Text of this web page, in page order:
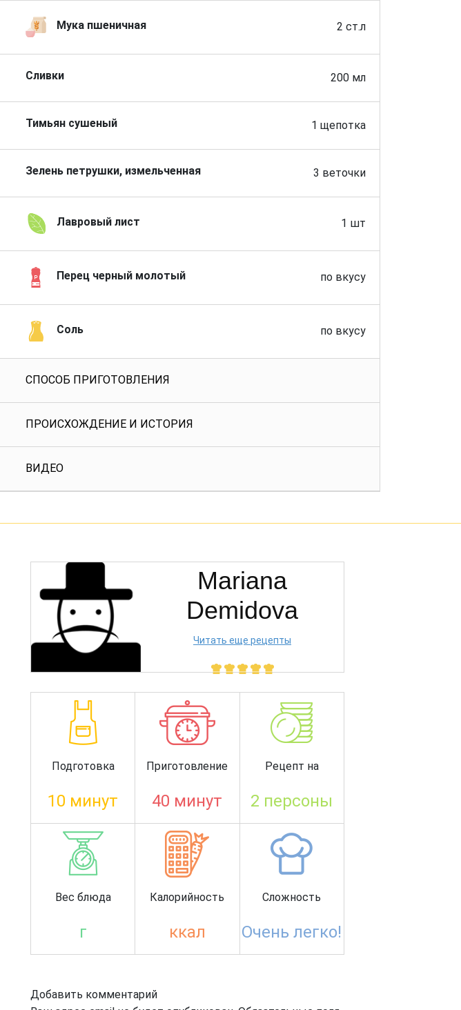
Мука пшеничная 2 ст.л
Сливки 200 мл
Тимьян сушеный 1 щепотка
Зелень петрушки, измельченная 3 веточки
Лавровый лист 1 шт
Перец черный молотый по вкусу
Соль по вкусу
СПОСОБ ПРИГОТОВЛЕНИЯ
ПРОИСХОЖДЕНИЕ И ИСТОРИЯ
ВИДЕО
Mariana
Demidova
Читать еще рецепты
Подготовка
10 минут
Приготовление
40 минут
Рецепт на
2 персоны
Вес блюда
г
Калорийность
ккал
Сложность
Очень легко!
Добавить комментарий